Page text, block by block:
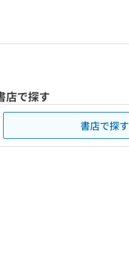
店で探す
書店で探す